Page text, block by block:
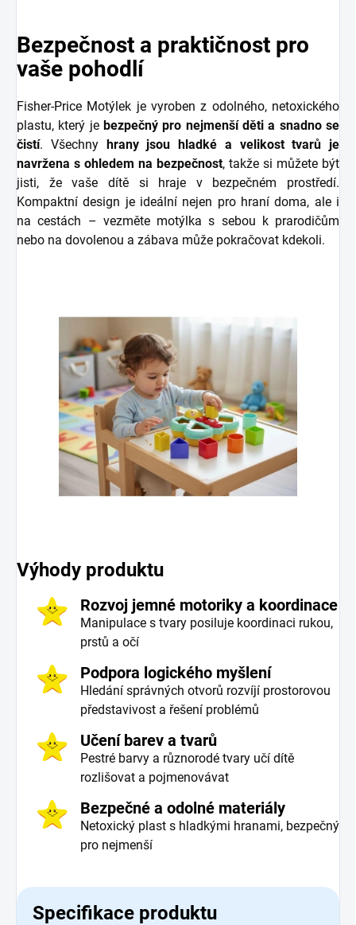
Bezpečnost a praktičnost pro
vaše pohodlí
Fisher-Price Motýlek je vyroben z odolného, netoxického
plastu, který je bezpečný pro nejmenší děti a snadno se
čistí. Všechny
hrany jsou hladké a velikost tvarů je
navržena s ohledem na bezpečnost, takže si můžete být
jisti, že vaše dítě si hraje v bezpečném prostředí.
Kompaktní design je ideální nejen pro hraní doma, ale i
na cestách – vezměte motýlka s sebou k prarodičům
nebo na dovolenou a zábava může pokračovat kdekoli.
Výhody produktu
Rozvoj jemné motoriky a koordinace
Manipulace s tvary posiluje koordinaci rukou,
prstů a očí
Podpora logického myšlení
Hledání správných otvorů rozvíjí prostorovou
představivost a řešení problémů
Učení barev a tvarů
Pestré barvy a různorodé tvary učí dítě
rozlišovat a pojmenovávat
Bezpečné a odolné materiály
Netoxický plast s hladkými hranami, bezpečný
pro nejmenší
Specifikace produktu